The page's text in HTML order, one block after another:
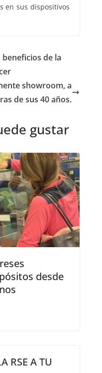
en sus dispositivos
beneficios de la
showroom, a
de sus 40 años.
gustar
desde
RSE A TU